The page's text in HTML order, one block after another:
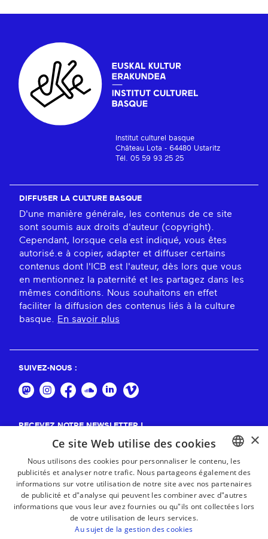
Institut culturel basque
Château Lota - 64480 Ustaritz
Tél. 05 59 93 25 25
DIFFUSER LA CULTURE BASQUE
D'une manière générale, les contenus de ce site
sont soumis aux droits d'auteur (copyright).
Cependant, lorsque cela est indiqué, vous êtes
autorisé.e à copier, adapter et diffuser certains
contenus dont l'ICB est l'auteur, dès lors que vous
en mentionnez la paternité et les partagez dans les
mêmes conditions. Nous souhaitons en effet
faciliter la diffusion des contenus liés à la culture
basque. En savoir plus
SUIVEZ-NOUS :
RECEVEZ NOTRE NEWSLETTER !
BASQUE
FRENCH
×
Ce site Web utilise des cookies
Nous utilisons des cookies pour personnaliser le contenu, les
publicités et analyser notre trafic. Nous partageons également des
informations sur votre utilisation de notre site avec nos partenaires
de publicité et d"analyse qui peuvent les combiner avec d"autres
informations que vous leur avez fournies ou qu"ils ont collectées lors
de votre utilisation de leurs services.
Au sujet de la gestion des cookies